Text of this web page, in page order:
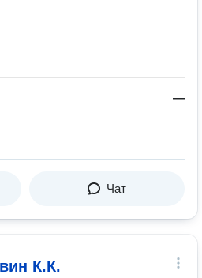
—
Чат
К.К.